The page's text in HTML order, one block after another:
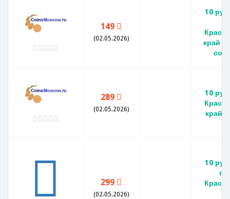
149
(02.05.2026)
10
край -
289
(02.05.2026)
10
край
299
(02.05.2026)
10